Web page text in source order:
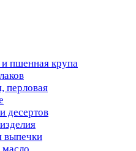
пшенная крупа
перловая
десертов
выпечки